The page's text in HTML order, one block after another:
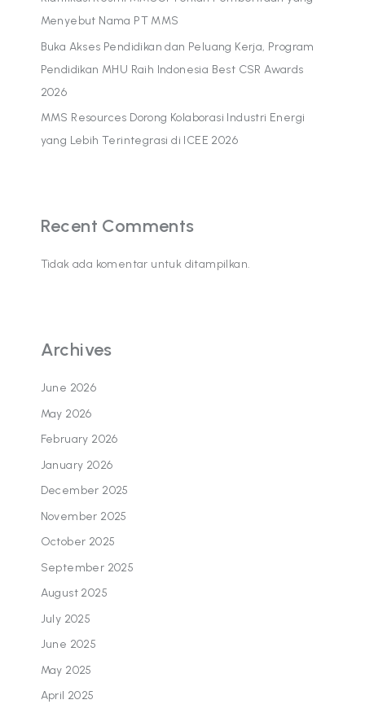
Menyebut Nama PT MMS
Buka Akses Pendidikan dan Peluang Kerja, Program
Pendidikan MHU Raih Indonesia Best CSR Awards
2026
MMS Resources Dorong Kolaborasi Industri Energi
yang Lebih Terintegrasi di ICEE 2026
Recent Comments
Tidak ada komentar untuk ditampilkan.
Archives
June 2026
May 2026
February 2026
January 2026
December 2025
November 2025
October 2025
September 2025
August 2025
July 2025
June 2025
May 2025
April 2025